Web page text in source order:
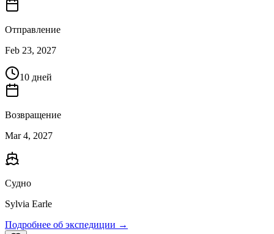
Отправление
Feb 23, 2027
10 дней
Возвращение
Mar 4, 2027
Судно
Sylvia Earle
Подробнее об экспедиции →